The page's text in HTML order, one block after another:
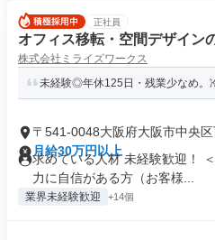
正社員
オフィス移転・空間デザイン
株式会社ミライズワークス
未経験◎年休125日・残業少なめ。
〒541-0048大阪府大阪市中央
月給30万円以上
求めている人材 未経験歓迎！
力に自信がある方（お客様...
業界未経験歓迎 +14個